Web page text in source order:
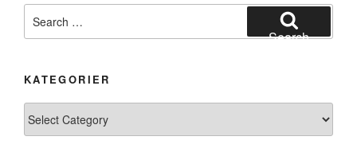
for:
Search
KATEGORIER